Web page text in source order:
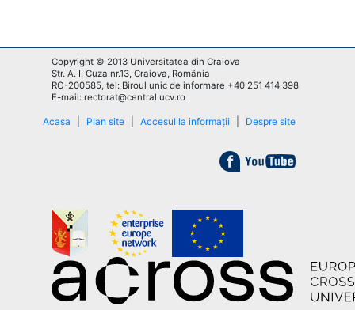
Copyright © 2013 Universitatea din Craiova
Str. A. I. Cuza nr.13, Craiova, România
RO-200585, tel: Biroul unic de informare +40 251 414 398
E-mail: rectorat@central.ucv.ro
Acasa Plan site Accesul la informații Despre site